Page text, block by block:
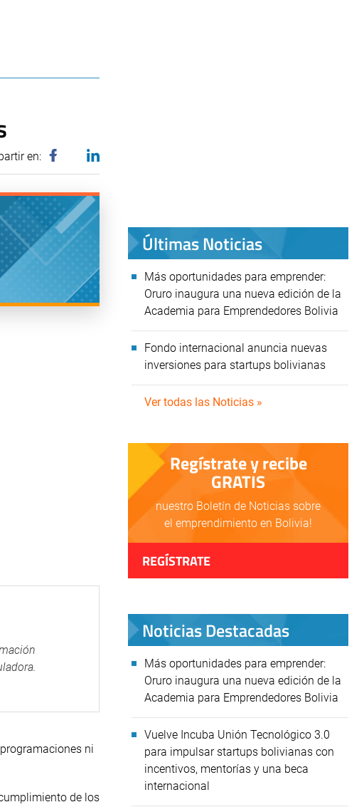
en:
ni
de los
Últimas Noticias
Más oportunidades para emprender:
Oruro inaugura una nueva edición de la
Academia para Emprendedores Bolivia
Fondo internacional anuncia nuevas
inversiones para startups bolivianas
Ver todas las Noticias »
Regístrate y recibe
GRATIS
nuestro Boletín de Noticias sobre
el emprendimiento en Bolivia!
REGÍSTRATE
Noticias Destacadas
Más oportunidades para emprender:
Oruro inaugura una nueva edición de la
Academia para Emprendedores Bolivia
Vuelve Incuba Unión Tecnológico 3.0
para impulsar startups bolivianas con
incentivos, mentorías y una beca
internacional